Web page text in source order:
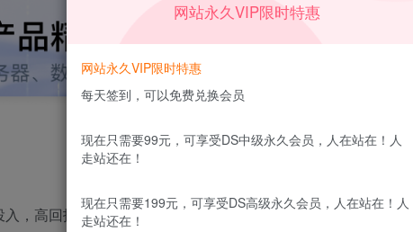
，高回报2、操作简单，上手快，时间自由3、可持续，可复
网站永久VIP限时特惠
网站永久VIP限时特惠
每天签到，可以免费兑换会员
现在只需要99元，可享受DS中级永久会员，人在站在！人
走站还在！
现在只需要199元，可享受DS高级永久会员，人在站在！人
走站还在！